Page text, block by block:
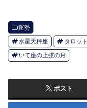
運勢
水星天秤座 タロット
いて座の上弦の月
ポスト